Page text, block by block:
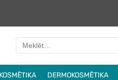
KOSMĒTIKA DERMOKOSMĒTIKA